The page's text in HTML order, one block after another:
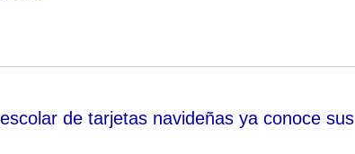
de tarjetas navideñas ya conoce sus